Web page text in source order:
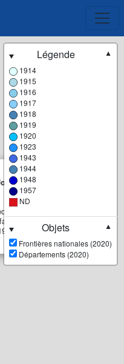
Casimir
(4e RI)
Légende
▼
1914
1915
1916
1917
1918
1919
1920
1923
1943
1944
1948
1957
ND
Objets
▼
Frontières nationales (2020)
Départements (2020)